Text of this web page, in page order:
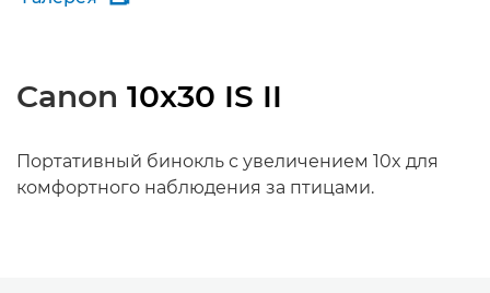
Canon 10x30 IS II
Портативный бинокль с увеличением 10x для
комфортного наблюдения за птицами.